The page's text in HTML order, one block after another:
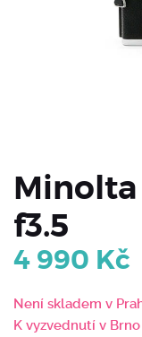
Minolta
f3.5
4 990 Kč
Není skladem v
K vyzvednutí v